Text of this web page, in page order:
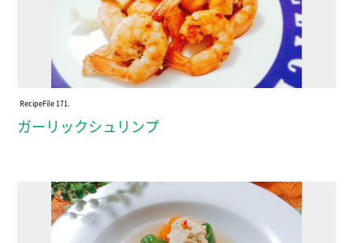
RecipeFile 171.
ガーリックシュリンプ